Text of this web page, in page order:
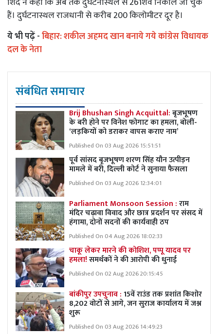
हैं। दुर्घटनास्थल राजधानी से करीब 200 किलोमीटर दूर है।
ये भी पढ़ें -बिहार: शकील अहमद खान बनाये गये कांग्रेस विधायक
दल के नेता
संबंधित समाचार
Brij Bhushan Singh Acquittal:बृजभूषण
के बरी होने पर विनेश फोगाट का हमला, बोलीं-
‘लड़कियों को डराकर वापस कराए नाम’
Published On 03 Aug 2026 15:51:51
पूर्व सांसद बृजभूषण शरण सिंह यौन उत्पीड़न
मामले में बरी, दिल्ली कोर्ट ने सुनाया फैसला
Published On 03 Aug 2026 12:34:01
Parliament Monsoon Session :राम
मंदिर चढ़ावा विवाद और छात्र प्रदर्शन पर संसद में
हंगामा, दोनों सदनों की कार्यवाही ठप
Published On 04 Aug 2026 18:02:33
चाकू लेकर मारने की कोशिश, पप्पू यादव पर
हमला!समर्थकों ने की आरोपी की धुनाई
Published On 02 Aug 2026 20:15:45
बांकीपुर उपचुनाव :15वें राउंड तक प्रशांत किशोर
8,202 वोटों से आगे, जन सुराज कार्यालय में जश्न
शुरू
Published On 03 Aug 2026 14:49:23